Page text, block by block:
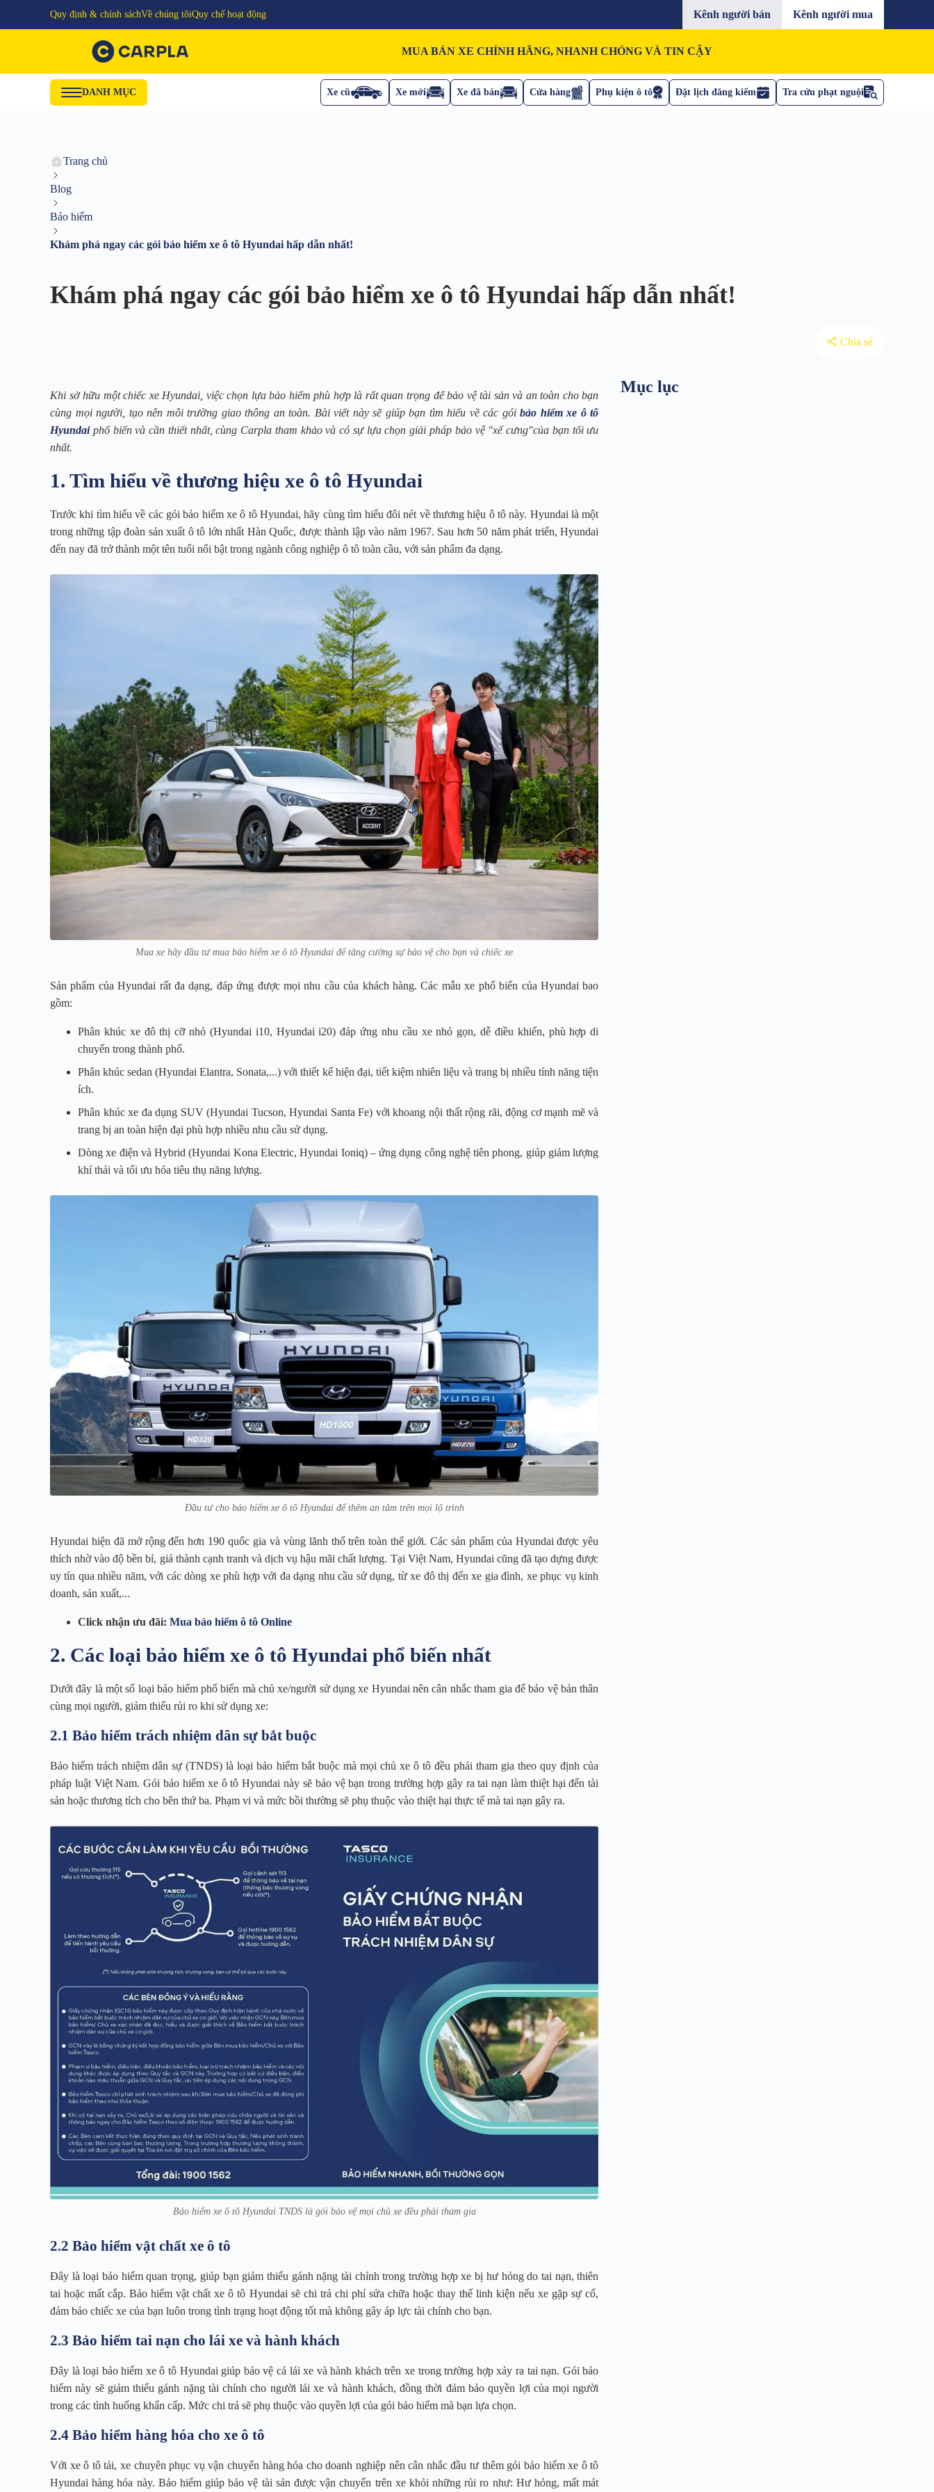
Quy định & chính sáchVề chúng tôiQuy chế hoạt động Kênh người bán Kênh người mua
MUA BÁN XE CHÍNH HÃNG, NHANH CHÓNG VÀ TIN CẬY
DANH MỤC Xe cũ Xe mới Xe đã bán Cửa hàng Phụ kiện ô tô Đặt lịch đăng kiểm Tra cứu phạt nguội
Trang chủ
Blog
Bảo hiểm
Khám phá ngay các gói bảo hiểm xe ô tô Hyundai hấp dẫn nhất!
Khám phá ngay các gói bảo hiểm xe ô tô Hyundai hấp dẫn nhất!
Chia sẻ
Khi sở hữu một chiếc xe Hyundai, việc chọn lựa bảo hiểm phù hợp là rất quan trọng để bảo vệ tài sản và an toàn cho bạn
cùng mọi người, tạo nên môi trường giao thông an toàn. Bài viết này sẽ giúp bạn tìm hiểu về các góibảo hiểm xe ô tô
Hyundai phổ biến và cần thiết nhất, cùng Carpla tham khảo và có sự lựa chọn giải pháp bảo vệ "xế cưng"của bạn tối ưu
nhất.
1. Tìm hiểu về thương hiệu xe ô tô Hyundai
Trước khi tìm hiểu về các gói bảo hiểm xe ô tô Hyundai, hãy cùng tìm hiểu đôi nét về thương hiệu ô tô này. Hyundai là một
trong những tập đoàn sản xuất ô tô lớn nhất Hàn Quốc, được thành lập vào năm 1967. Sau hơn 50 năm phát triển, Hyundai
đến nay đã trở thành một tên tuổi nổi bật trong ngành công nghiệp ô tô toàn cầu, với sản phẩm đa dạng.
Mua xe hãy đầu tư mua bảo hiểm xe ô tô Hyundai để tăng cường sự bảo vệ cho bạn và chiếc xe
Sản phẩm của Hyundai rất đa dạng, đáp ứng được mọi nhu cầu của khách hàng. Các mẫu xe phổ biến của Hyundai bao
gồm:
Phân khúc xe đô thị cỡ nhỏ (Hyundai i10, Hyundai i20) đáp ứng nhu cầu xe nhỏ gọn, dễ điều khiển, phù hợp di
chuyển trong thành phố.
Phân khúc sedan (Hyundai Elantra, Sonata,...) với thiết kế hiện đại, tiết kiệm nhiên liệu và trang bị nhiều tính năng tiện
ích.
Phân khúc xe đa dụng SUV (Hyundai Tucson, Hyundai Santa Fe) với khoang nội thất rộng rãi, động cơ mạnh mẽ và
trang bị an toàn hiện đại phù hợp nhiều nhu cầu sử dụng.
Dòng xe điện và Hybrid (Hyundai Kona Electric, Hyundai Ioniq) – ứng dụng công nghệ tiên phong, giúp giảm lượng
khí thải và tối ưu hóa tiêu thụ năng lượng.
Đầu tư cho bảo hiểm xe ô tô Hyundai để thêm an tâm trên mọi lộ trình
Hyundai hiện đã mở rộng đến hơn 190 quốc gia và vùng lãnh thổ trên toàn thế giới. Các sản phẩm của Hyundai được yêu
thích nhờ vào độ bền bỉ, giá thành cạnh tranh và dịch vụ hậu mãi chất lượng. Tại Việt Nam, Hyundai cũng đã tạo dựng được
uy tín qua nhiều năm, với các dòng xe phù hợp với đa dạng nhu cầu sử dụng, từ xe đô thị đến xe gia đình, xe phục vụ kinh
doanh, sản xuất,...
Click nhận ưu đãi: Mua bảo hiểm ô tô Online
2. Các loại bảo hiểm xe ô tô Hyundai phổ biến nhất
Dưới đây là một số loại bảo hiểm phổ biến mà chủ xe/người sử dụng xe Hyundai nên cân nhắc tham gia để bảo vệ bản thân
cùng mọi người, giảm thiểu rủi ro khi sử dụng xe:
2.1 Bảo hiểm trách nhiệm dân sự bắt buộc
Bảo hiểm trách nhiệm dân sự (TNDS) là loại bảo hiểm bắt buộc mà mọi chủ xe ô tô đều phải tham gia theo quy định của
pháp luật Việt Nam. Gói bảo hiểm xe ô tô Hyundai này sẽ bảo vệ bạn trong trường hợp gây ra tai nạn làm thiệt hại đến tài
sản hoặc thương tích cho bên thứ ba. Phạm vi và mức bồi thường sẽ phụ thuộc vào thiệt hại thực tế mà tai nạn gây ra.
Bảo hiểm xe ô tô Hyundai TNDS là gói bảo vệ mọi chủ xe đều phải tham gia
2.2 Bảo hiểm vật chất xe ô tô
Đây là loại bảo hiểm quan trọng, giúp bạn giảm thiểu gánh nặng tài chính trong trường hợp xe bị hư hỏng do tai nạn, thiên
tai hoặc mất cắp. Bảo hiểm vật chất xe ô tô Hyundai sẽ chi trả chi phí sửa chữa hoặc thay thế linh kiện nếu xe gặp sự cố,
đảm bảo chiếc xe của bạn luôn trong tình trạng hoạt động tốt mà không gây áp lực tài chính cho bạn.
2.3 Bảo hiểm tai nạn cho lái xe và hành khách
Đây là loại bảo hiểm xe ô tô Hyundai giúp bảo vệ cả lái xe và hành khách trên xe trong trường hợp xảy ra tai nạn. Gói bảo
hiểm này sẽ giảm thiểu gánh nặng tài chính cho người lái xe và hành khách, đồng thời đảm bảo quyền lợi của mọi người
trong các tình huống khẩn cấp. Mức chi trả sẽ phụ thuộc vào quyền lợi của gói bảo hiểm mà bạn lựa chọn.
2.4 Bảo hiểm hàng hóa cho xe ô tô
Với xe ô tô tải, xe chuyên phục vụ vận chuyển hàng hóa cho doanh nghiệp nên cân nhắc đầu tư thêm gói bảo hiểm xe ô tô
Hyundai hàng hóa này. Bảo hiểm giúp bảo vệ tài sản được vận chuyển trên xe khỏi những rủi ro như: Hư hỏng, mất mát
Mục lục